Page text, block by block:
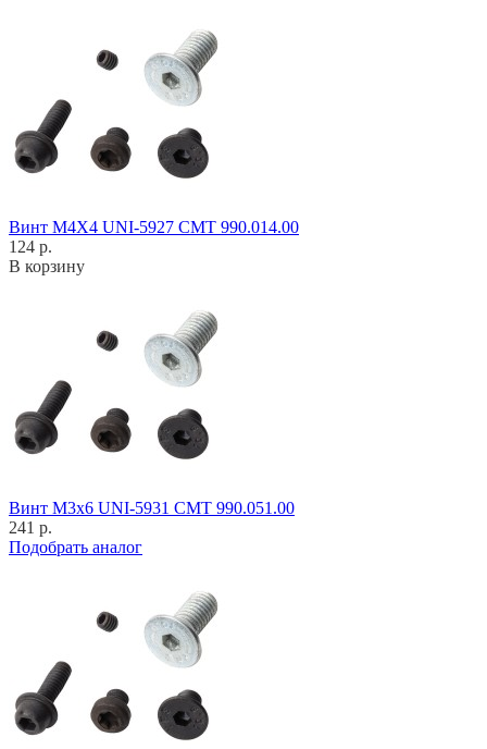
Винт M4X4 UNI-5927 CMT 990.014.00
124 р.
В корзину
Винт M3x6 UNI-5931 CMT 990.051.00
241 р.
Подобрать аналог